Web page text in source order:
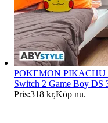
POKEMON PIKACHU
Switch 2 Game Boy DS
Pris:318 kr,Köp nu.